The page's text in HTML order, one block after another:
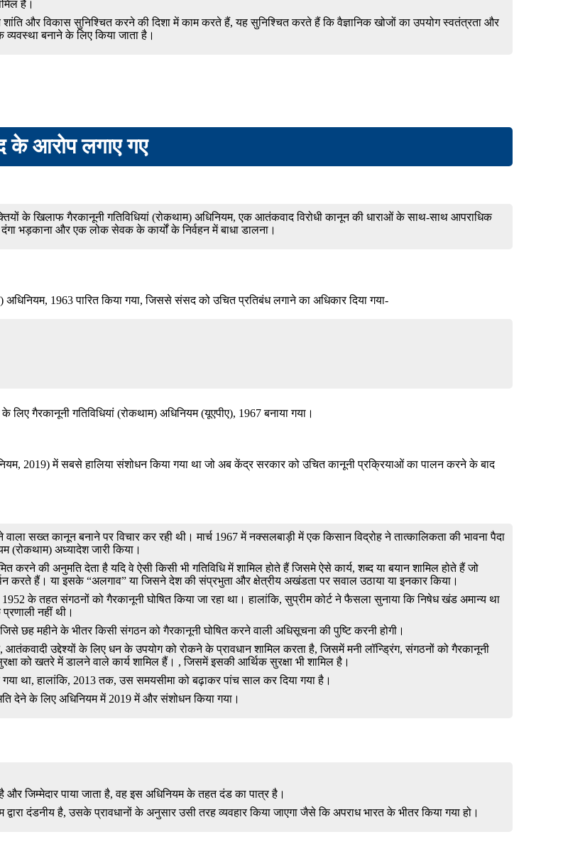
है।
शांति और विकास सुनिश्चित करने की दिशा में काम करते हैं, यह सुनिश्चित करते हैं कि वैज्ञानिक खोजों का उपयोग स्वतंत्रता और
बनाने के लिए किया जाता है।
के आरोप लगाए गए
के खिलाफ गैरकानूनी गतिविधियां (रोकथाम) अधिनियम, एक आतंकवाद विरोधी कानून की धाराओं के साथ-साथ आपराधिक
भड़काना और एक लोक सेवक के कार्यों के निर्वहन में बाधा डालना।
1963 पारित किया गया, जिससे संसद को उचित प्रतिबंध लगाने का अधिकार दिया गया-
गैरकानूनी गतिविधियां (रोकथाम) अधिनियम (यूएपीए), 1967 बनाया गया।
2019) में सबसे हालिया संशोधन किया गया था जो अब केंद्र सरकार को उचित कानूनी प्रक्रियाओं का पालन करने के बाद
सख्त कानून बनाने पर विचार कर रही थी। मार्च 1967 में नक्सलबाड़ी में एक किसान विद्रोह ने तात्कालिकता की भावना पैदा
(रोकथाम) अध्यादेश जारी किया।
की अनुमति देता है यदि वे ऐसी किसी भी गतिविधि में शामिल होते हैं जिसमे ऐसे कार्य, शब्द या बयान शामिल होते हैं जो
करते हैं। या इसके “अलगाव” या जिसने देश की संप्रभुता और क्षेत्रीय अखंडता पर सवाल उठाया या इनकार किया।
के तहत संगठनों को गैरकानूनी घोषित किया जा रहा था। हालांकि, सुप्रीम कोर्ट ने फैसला सुनाया कि निषेध खंड अमान्य था
नहीं थी।
छह महीने के भीतर किसी संगठन को गैरकानूनी घोषित करने वाली अधिसूचना की पुष्टि करनी होगी।
उद्देश्यों के लिए धन के उपयोग को रोकने के प्रावधान शामिल करता है, जिसमें मनी लॉन्ड्रिंग, संगठनों को गैरकानूनी
को खतरे में डालने वाले कार्य शामिल हैं। , जिसमें इसकी आर्थिक सुरक्षा भी शामिल है।
था, हालांकि, 2013 तक, उस समयसीमा को बढ़ाकर पांच साल कर दिया गया है।
देने के लिए अधिनियम में 2019 में और संशोधन किया गया।
जिम्मेदार पाया जाता है, वह इस अधिनियम के तहत दंड का पात्र है।
दंडनीय है, उसके प्रावधानों के अनुसार उसी तरह व्यवहार किया जाएगा जैसे कि अपराध भारत के भीतर किया गया हो।